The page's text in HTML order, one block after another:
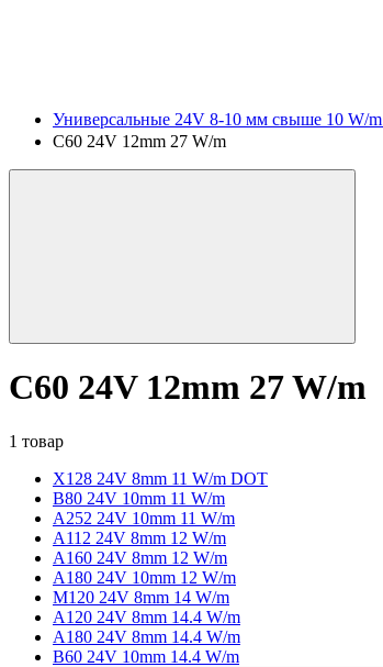
Универсальные 24V 8-10 мм свыше 10 W/m
C60 24V 12mm 27 W/m
C60 24V 12mm 27 W/m
1 товар
X128 24V 8mm 11 W/m DOT
B80 24V 10mm 11 W/m
A252 24V 10mm 11 W/m
A112 24V 8mm 12 W/m
A160 24V 8mm 12 W/m
A180 24V 10mm 12 W/m
M120 24V 8mm 14 W/m
A120 24V 8mm 14.4 W/m
A180 24V 8mm 14.4 W/m
B60 24V 10mm 14.4 W/m